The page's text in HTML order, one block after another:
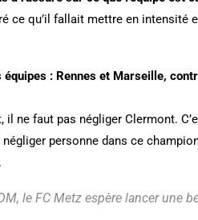
ce qu’il fallait mettre en intensité
: Rennes et Marseille,
ne faut pas négliger Clermont.
personne dans ce
le FC Metz espère lancer une